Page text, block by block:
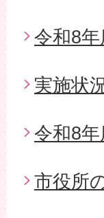
令和8
実施状
令和8
市役所